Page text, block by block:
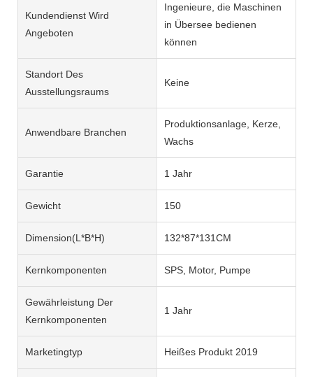
Kundendienst Wird
Angeboten
Ingenieure, die Maschinen
in Übersee bedienen
können
Standort Des
Ausstellungsraums
Keine
Anwendbare Branchen
Produktionsanlage, Kerze,
Wachs
Garantie 1 Jahr
Gewicht 150
Dimension(L*B*H) 132*87*131CM
Kernkomponenten SPS, Motor, Pumpe
Gewährleistung Der
Kernkomponenten
1 Jahr
Marketingtyp Heißes Produkt 2019